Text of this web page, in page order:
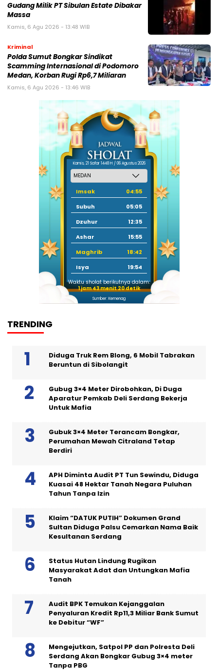
Gudang Milik PT Sibulan Estate Dibakar
Massa
Kamis, 6 Agu 2026 - 13:48 WIB
Kriminal
Polda Sumut Bongkar Sindikat
Scamming Internasional di Podomoro
Medan, Korban Rugi Rp6,7 Miliaran
Kamis, 6 Agu 2026 - 13:46 WIB
Kamis, 21 Safar 1448 H / 06 Agustus 2026
Imsak
04:55
Subuh
05:05
Dzuhur
12:35
Ashar
15:55
Maghrib
18:42
Isya
19:54
Waktu sholat berikutnya dalam:
1 jam 43 menit 20 detik
Sumber: Kemenag
TRENDING
Diduga Truk Rem Blong, 6 Mobil Tabrakan
Beruntun di Sibolangit
Gubug 3×4 Meter Dirobohkan, Di Duga
Aparatur Pemkab Deli Serdang Bekerja
Untuk Mafia
Gubuk 3×4 Meter Terancam Bongkar,
Perumahan Mewah Citraland Tetap
Berdiri
APH Diminta Audit PT Tun Sewindu, Diduga
Kuasai 48 Hektar Tanah Negara Puluhan
Tahun Tanpa Izin
Klaim “DATUK PUTIH” Dokumen Grand
Sultan Diduga Palsu Cemarkan Nama Baik
Kesultanan Serdang
Status Hutan Lindung Rugikan
Masyarakat Adat dan Untungkan Mafia
Tanah
Audit BPK Temukan Kejanggalan
Penyaluran Kredit Rp11,3 Miliar Bank Sumut
ke Debitur “WF”
Mengejutkan, Satpol PP dan Polresta Deli
Serdang Akan Bongkar Gubug 3×4 meter
Tanpa PBG